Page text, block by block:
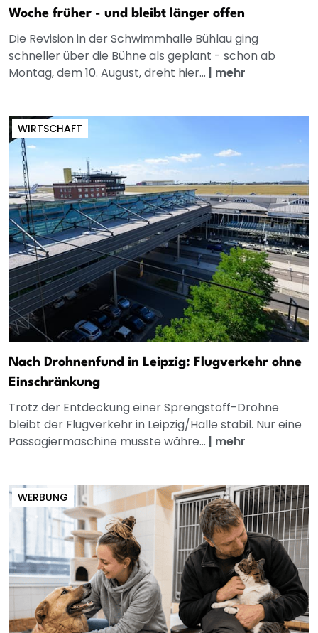
Woche früher - und bleibt länger offen
Die Revision in der Schwimmhalle Bühlau ging
schneller über die Bühne als geplant - schon ab
Montag, dem 10. August, dreht hier... | mehr
WIRTSCHAFT
Nach Drohnenfund in Leipzig: Flugverkehr ohne
Einschränkung
Trotz der Entdeckung einer Sprengstoff-Drohne
bleibt der Flugverkehr in Leipzig/Halle stabil. Nur eine
Passagiermaschine musste währe... | mehr
WERBUNG